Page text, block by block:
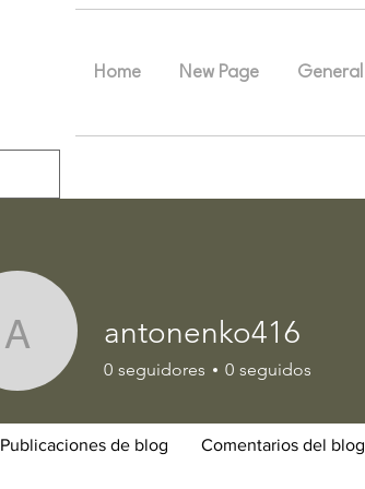
Home New Page General
antonenko416
antonenko416
0 seguidores 0 seguidos
Publicaciones de blog Comentarios del blog